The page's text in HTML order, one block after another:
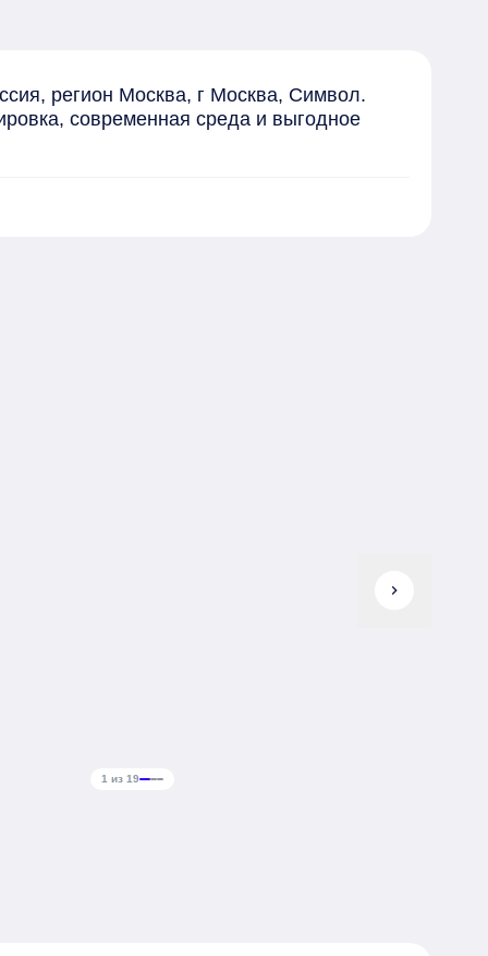
регион Москва, г Москва, Символ.
современная среда и выгодное
chevron_right
1 из 19